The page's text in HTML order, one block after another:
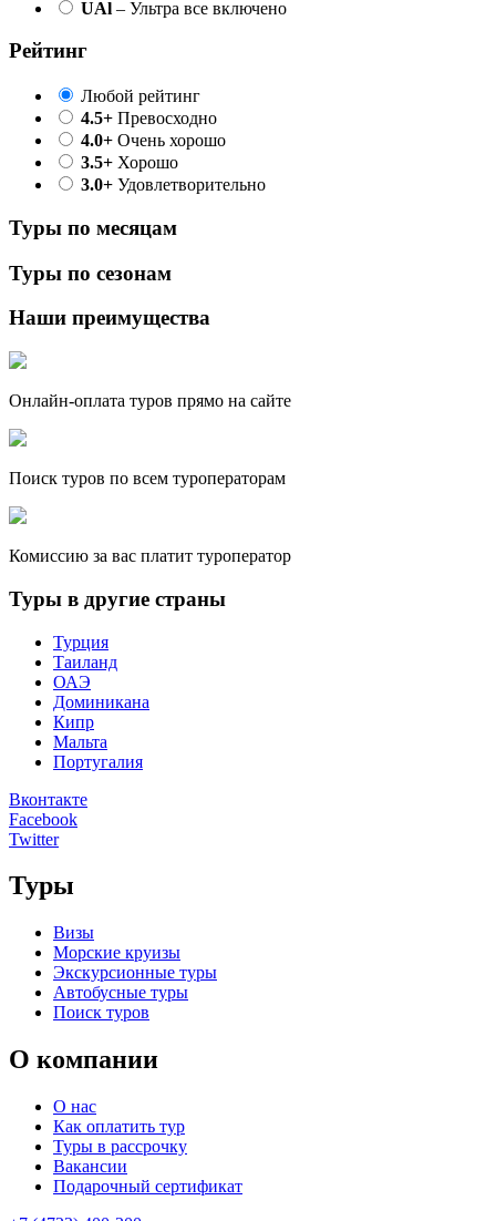
UAl – Ультра все включено
Рейтинг
Любой рейтинг
4.5+ Превосходно
4.0+ Очень хорошо
3.5+ Хорошо
3.0+ Удовлетворительно
Туры по месяцам
Туры по сезонам
Наши преимущества
Онлайн-оплата туров прямо на сайте
Поиск туров по всем туроператорам
Комиссию за вас платит туроператор
Туры в другие страны
Турция
Таиланд
ОАЭ
Доминикана
Кипр
Мальта
Португалия
Вконтакте
Facebook
Twitter
Туры
Визы
Морские круизы
Экскурсионные туры
Автобусные туры
Поиск туров
О компании
О нас
Как оплатить тур
Туры в рассрочку
Вакансии
Подарочный сертификат